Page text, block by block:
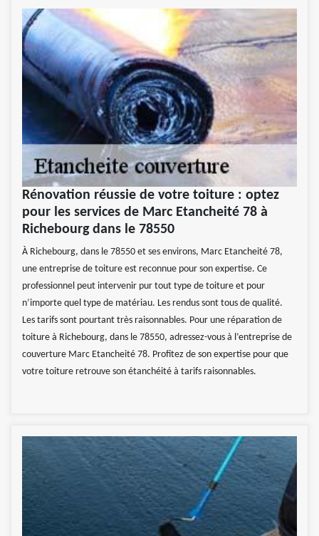
Rénovation réussie de votre toiture : optez
pour les services de Marc Etancheité 78 à
Richebourg dans le 78550
À Richebourg, dans le 78550 et ses environs, Marc Etancheité 78,
une entreprise de toiture est reconnue pour son expertise. Ce
professionnel peut intervenir pur tout type de toiture et pour
n’importe quel type de matériau. Les rendus sont tous de qualité.
Les tarifs sont pourtant très raisonnables. Pour une réparation de
toiture à Richebourg, dans le 78550, adressez-vous à l’entreprise de
couverture Marc Etancheité 78. Profitez de son expertise pour que
votre toiture retrouve son étanchéité à tarifs raisonnables.